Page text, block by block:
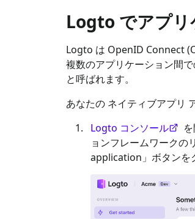
Logto でアプリ
Logto は OpenID Connect
複数のアプリケーション間
と呼ばれます。
あなたの ネイティブアプリ
Logto コンソール
ョンフレームワークの
application」ボタンを